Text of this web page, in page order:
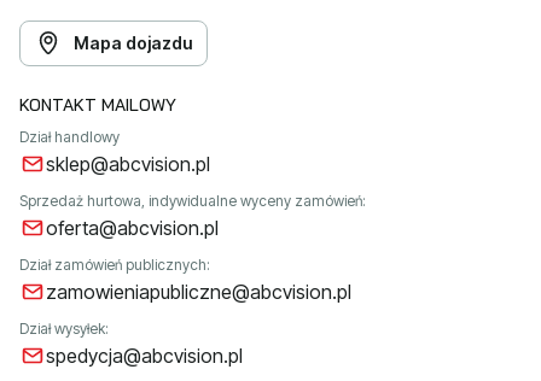
Mapa dojazdu
KONTAKT MAILOWY
Dział handlowy
sklep@abcvision.pl
Sprzedaż hurtowa, indywidualne wyceny zamówień:
oferta@abcvision.pl
Dział zamówień publicznych:
zamowieniapubliczne@abcvision.pl
Dział wysyłek:
spedycja@abcvision.pl